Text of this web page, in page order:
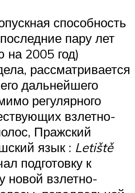
способность
пару лет
на 2005 год)
рассматривается
дальнейшего
регулярного
взлетно-
Пражский
язык : Letiště
подготовку к
новой взлетно-